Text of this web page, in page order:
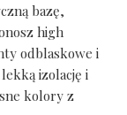
bazę,
high
odblaskowe i
izolację i
kolory z